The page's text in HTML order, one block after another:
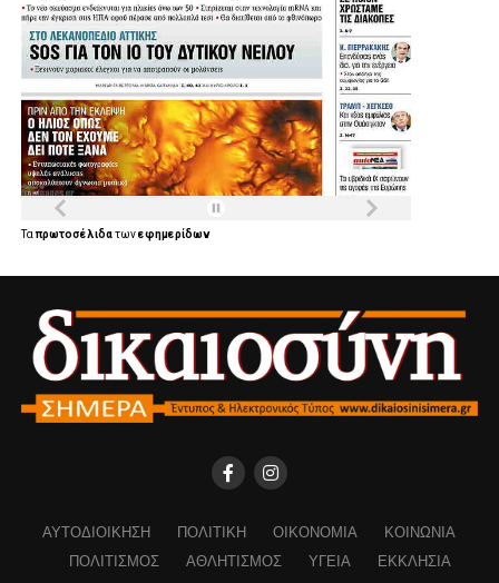
Ταπρωτοσέλιδατωνεφημερίδων
ΑΥΤΟΔΙΟΊΚΗΣΗ ΠΟΛΙΤΙΚΉ ΟΙΚΟΝΟΜΊΑ
ΚΟΙΝΩΝΊΑ
ΠΟΛΙΤΙΣΜΌΣ
ΑΘΛΗΤΙΣΜΌΣ ΥΓΕΊΑ
ΕΚΚΛΗΣΊΑ